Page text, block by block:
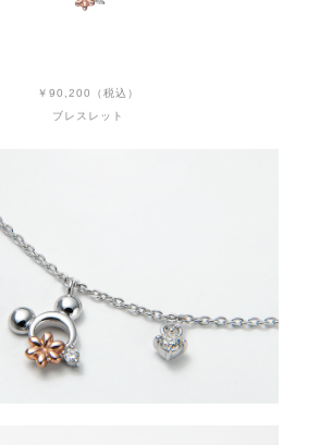
￥90,200（税込）
ブレスレット